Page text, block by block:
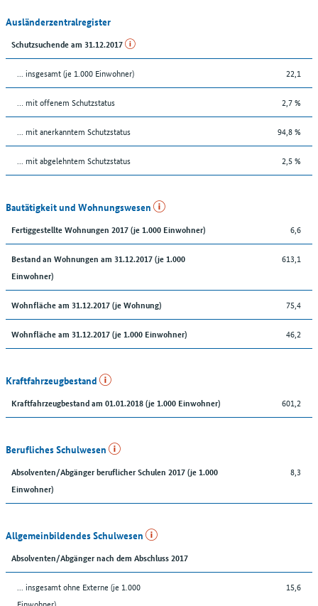
Ausländerzentralregister
Schutzsuchende am 31.12.2017
... insgesamt (je 1.000 Einwohner) 22,1
… mit offenem Schutzstatus 2,7 %
... mit anerkanntem Schutzstatus 94,8 %
... mit abgelehntem Schutzstatus 2,5 %
Bautätigkeit und Wohnungswesen
Fertiggestellte Wohnungen 2017 (je 1.000 Einwohner) 6,6
Bestand an Wohnungen am 31.12.2017 (je 1.000
Einwohner)
613,1
Wohnfläche am 31.12.2017 (je Wohnung) 75,4
Wohnfläche am 31.12.2017 (je 1.000 Einwohner) 46,2
Kraftfahrzeugbestand
Kraftfahrzeugbestand am 01.01.2018 (je 1.000 Einwohner) 601,2
Berufliches Schulwesen
Absolventen/Abgänger beruflicher Schulen 2017 (je 1.000
Einwohner)
8,3
Allgemeinbildendes Schulwesen
Absolventen/Abgänger nach dem Abschluss 2017
... insgesamt ohne Externe (je 1.000
Einwohner)
15,6